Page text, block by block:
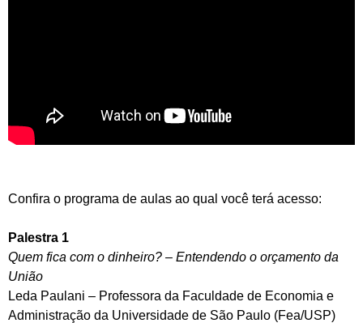
Confira o programa de aulas ao qual você terá acesso:
Palestra 1
Quem fica com o dinheiro? – Entendendo o orçamento da
União
Leda Paulani – Professora da Faculdade de Economia e
Administração da Universidade de São Paulo (Fea/USP)